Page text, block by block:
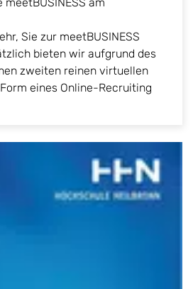
Sie zur meetBUSINESS
bieten wir aufgrund des
zweiten reinen virtuellen
eines Online-Recruiting